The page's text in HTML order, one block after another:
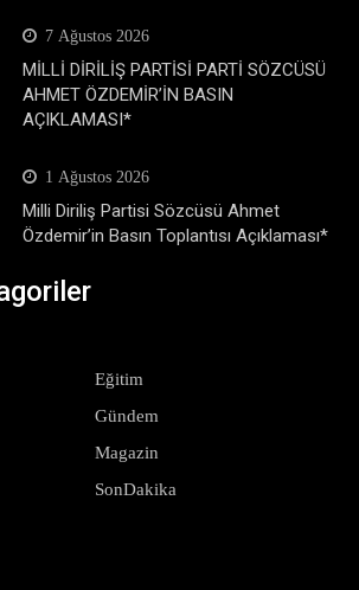
7 Ağustos 2026
MİLLİ DİRİLİŞ PARTİSİ PARTİ SÖZCÜSÜ
AHMET ÖZDEMİR’İN BASIN
AÇIKLAMASI*
1 Ağustos 2026
Milli Diriliş Partisi Sözcüsü Ahmet
Özdemir’in Basın Toplantısı Açıklaması*
Eğitim
Gündem
Magazin
SonDakika